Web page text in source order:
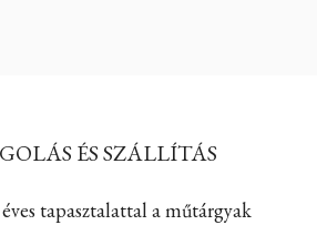
ÉS SZÁLLÍTÁS
tapasztalattal a műtárgyak